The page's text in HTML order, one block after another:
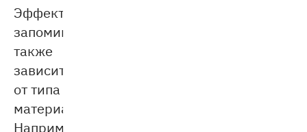
Эффективность
запоминания
также
зависит
от типа
материала.
Например,